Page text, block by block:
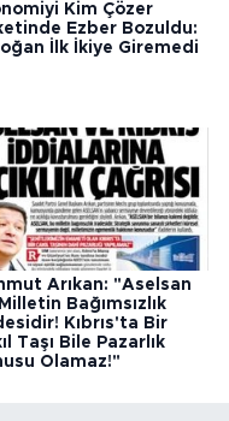
Kim Çözer
Ezber Bozuldu:
İlk İkiye Giremedi
Arıkan: "Aselsan
Bağımsızlık
Kıbrıs'ta Bir
Taşı Bile Pazarlık
Olamaz!"